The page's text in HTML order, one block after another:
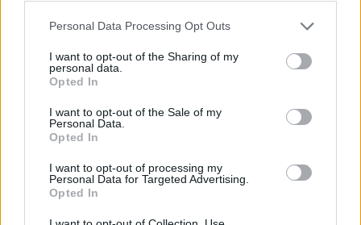
Personal Data Processing Opt Outs
I want to opt-out of the Sharing of my
personal data.
Opted In
I want to opt-out of the Sale of my
Personal Data.
Opted In
I want to opt-out of processing my
Personal Data for Targeted Advertising.
Opted In
personas que velan por la
seguridad de los bienes y de
Escribir un comentario
Escrito por Redaccion
Escolares de Playa Blanca
reinterpretan 'Luminarias
de Manrique'